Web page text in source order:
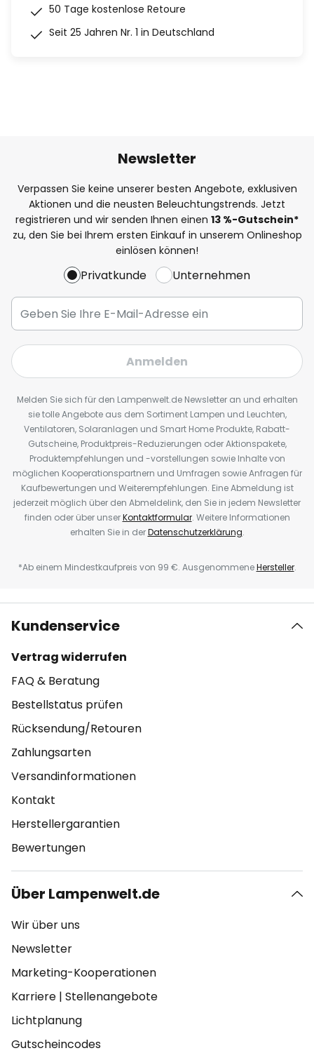
50 Tage kostenlose Retoure
Seit 25 Jahren Nr. 1 in Deutschland
Newsletter
Verpassen Sie keine unserer besten Angebote, exklusiven
Aktionen und die neusten Beleuchtungstrends. Jetzt
registrieren und wir senden Ihnen einen 13 %-Gutschein*
zu, den Sie bei Ihrem ersten Einkauf in unserem Onlineshop
einlösen können!
Privatkunde Unternehmen
Anmelden
Melden Sie sich für den Lampenwelt.de Newsletter an und erhalten
sie tolle Angebote aus dem Sortiment Lampen und Leuchten,
Ventilatoren, Solaranlagen und Smart Home Produkte, Rabatt-
Gutscheine, Produktpreis-Reduzierungen oder Aktionspakete,
Produktempfehlungen und -vorstellungen sowie Inhalte von
möglichen Kooperationspartnern und Umfragen sowie Anfragen für
Kaufbewertungen und Weiterempfehlungen. Eine Abmeldung ist
jederzeit möglich über den Abmeldelink, den Sie in jedem Newsletter
finden oder über unserKontaktformular. Weitere Informationen
erhalten Sie in derDatenschutzerklärung.
*Ab einem Mindestkaufpreis von 99 €. AusgenommeneHersteller.
Kundenservice
Vertrag widerrufen
FAQ & Beratung
Bestellstatus prüfen
Rücksendung/Retouren
Zahlungsarten
Versandinformationen
Kontakt
Herstellergarantien
Bewertungen
Über Lampenwelt.de
Wir über uns
Newsletter
Marketing-Kooperationen
Karriere | Stellenangebote
Lichtplanung
Gutscheincodes